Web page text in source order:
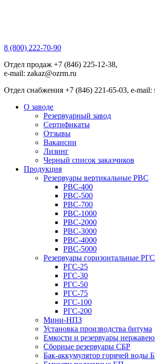
8 (800) 222-70-90
Отдел продаж +7 (846) 225-12-38,
e-mail: zakaz@ozrm.ru
Отдел снабжения +7 (846) 221-65-03, e-mail:
О заводе
Резервуарный завод
Сертификаты
Отзывы
Вакансии
Лизинг
Черный список заказчиков
Продукция
Резервуары вертикальные РВС
РВС-400
РВС-500
РВС-700
РВС-1000
РВС-2000
РВС-3000
РВС-4000
РВС-5000
Резервуары горизонтальные РГС
РГС-25
РГС-30
РГС-50
РГС-75
РГС-100
РГС-200
Мини-НПЗ
Установка производства битума
Емкости и резервуары
Сборные резервуары СБР
Бак-аккумулятор горячей воды